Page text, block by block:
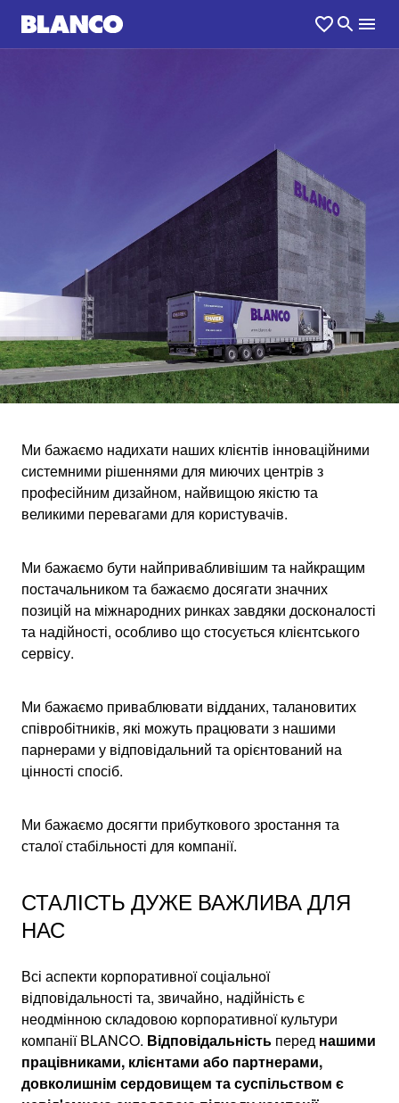
НАША ФІЛОСОФІЯ
1 /0
Ми бажаємо надихати наших клієнтів інноваційними
системними рішеннями для миючих центрів з
професійним дизайном, найвищою якістю та
великими перевагами для користувачів.
Ми бажаємо бути найпривабливішим та найкращим
постачальником та бажаємо досягати значних
позицій на міжнародних ринках завдяки досконалості
та надійності, особливо що стосується клієнтського
сервісу.
Ми бажаємо приваблювати відданих, талановитих
співробітників, які можуть працювати з нашими
парнерами у відповідальний та орієнтований на
цінності спосіб.
Ми бажаємо досягти прибуткового зростання та
сталої стабільності для компанії.
СТАЛІСТЬ ДУЖЕ ВАЖЛИВА ДЛЯ
НАС
Всі аспекти корпоративної соціальної
відповідальності та, звичайно, надійність є
неодмінною складовою корпоративної культури
компанії BLANCO. Відповідальність перед нашими
працівниками, клієнтами або партнерами,
довколишнім сердовищем та суспільством є